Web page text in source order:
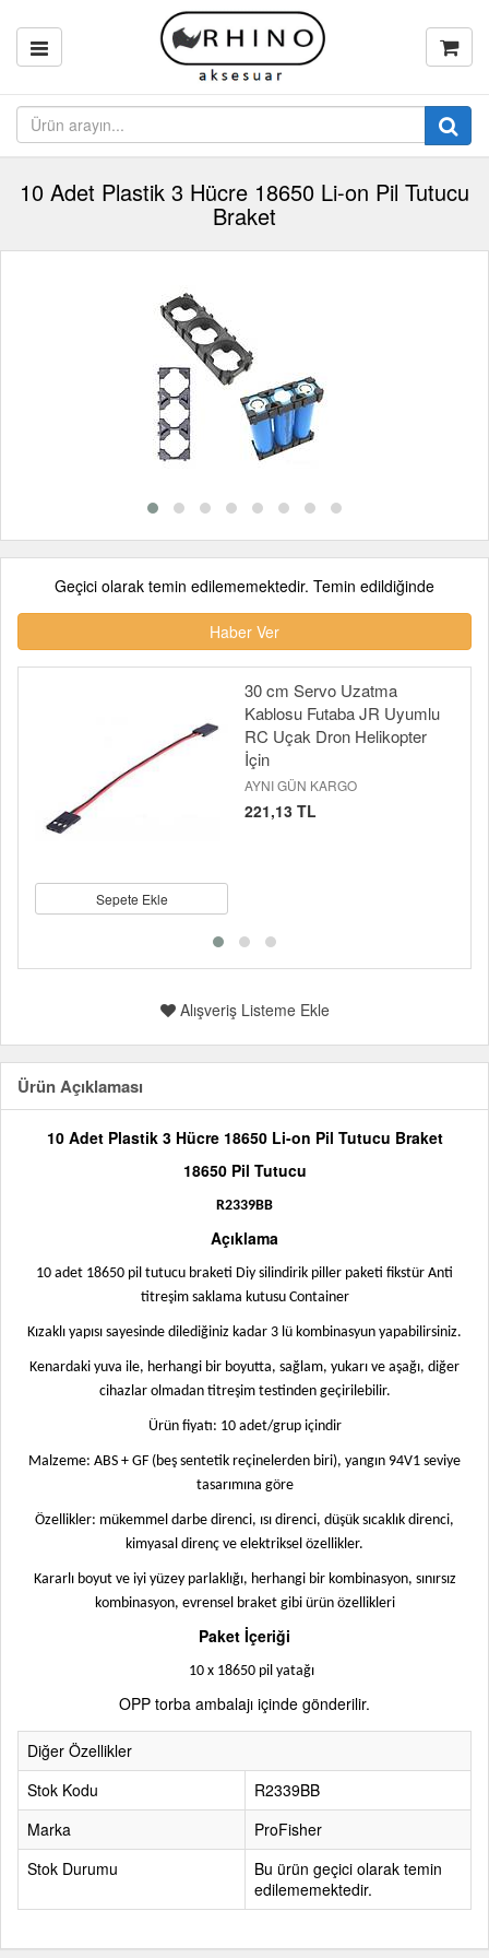
10 Adet Plastik 3 Hücre 18650 Li-on Pil Tutucu
Braket
Geçici olarak temin edilememektedir. Temin edildiğinde
Haber Ver
Sepete Ekle
30 cm Servo Uzatma
Kablosu Futaba JR Uyumlu
RC Uçak Dron Helikopter
İçin
AYNI GÜN KARGO
221,13 TL
Alışveriş Listeme Ekle
Ürün Açıklaması
10 Adet Plastik 3 Hücre 18650 Li-on Pil Tutucu Braket
18650 Pil Tutucu
R2339BB
Açıklama
10 adet 18650 pil tutucu braketi Diy silindirik piller paketi fikstür Anti
titreşim saklama kutusu Container
Kızaklı yapısı sayesinde dilediğiniz kadar 3 lü kombinasyun yapabilirsiniz.
Kenardaki yuva ile, herhangi bir boyutta, sağlam, yukarı ve aşağı, diğer
cihazlar olmadan titreşim testinden geçirilebilir.
Ürün fiyatı: 10 adet/grup içindir
Malzeme: ABS + GF (beş sentetik reçinelerden biri), yangın 94V1 seviye
tasarımına göre
Özellikler: mükemmel darbe direnci, ısı direnci, düşük sıcaklık direnci,
kimyasal direnç ve elektriksel özellikler.
Kararlı boyut ve iyi yüzey parlaklığı, herhangi bir kombinasyon, sınırsız
kombinasyon, evrensel braket gibi ürün özellikleri
Paket İçeriği
10 x 18650 pil yatağı
OPP torba ambalajı içinde gönderilir.
Diğer Özellikler
Stok Kodu
R2339BB
Marka
ProFisher
Stok Durumu
Bu ürün geçici olarak temin
edilememektedir.